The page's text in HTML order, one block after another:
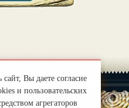
Вы даете согласие
и пользовательских
агрегаторов